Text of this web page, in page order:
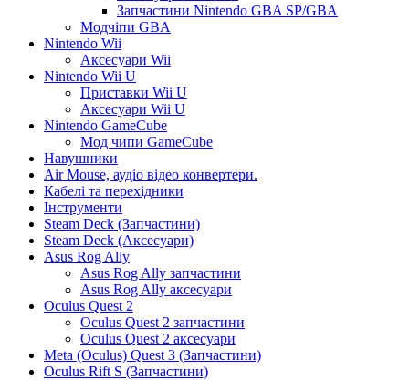
Запчастини Nintendo GBA SP/GBA
Модчіпи GBA
Nintendo Wii
Аксесуари Wii
Nintendo Wii U
Приставки Wii U
Аксесуари Wii U
Nintendo GameCube
Мод чипи GameCube
Навушники
Air Mouse, аудіо відео конвертери.
Кабелі та перехідники
Інструменти
Steam Deck (Запчастини)
Steam Deck (Аксесуари)
Asus Rog Ally
Asus Rog Ally запчастини
Asus Rog Ally аксесуари
Oculus Quest 2
Oculus Quest 2 запчастини
Oculus Quest 2 аксесуари
Meta (Oculus) Quest 3 (Запчастини)
Oculus Rift S (Запчастини)